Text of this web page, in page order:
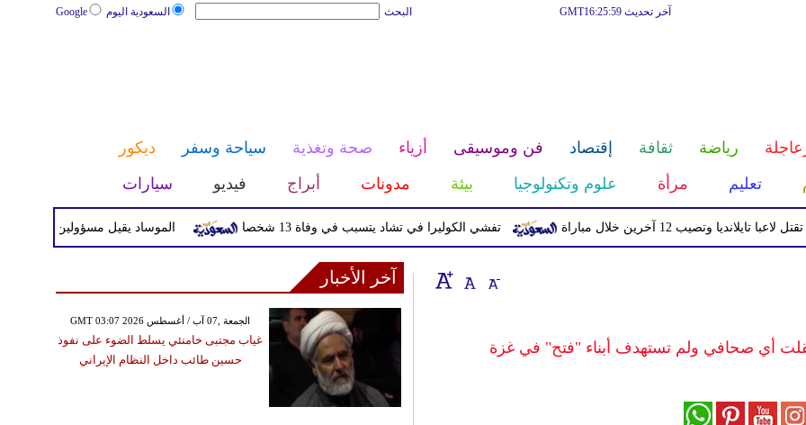
السعودية اليوم Google البحث آخر تحديث GMT16:25:59
رياضة ثقافة إقتصاد فن وموسيقى أزياء صحة وتغذية سياحة وسفر
ديكور
تعليم مرأة علوم وتكنولوجيا بيئة مدونات أبراج فيديو سيارات
الموساد يقيل مسؤولين بارزين بعد تعثر تفشي الكوليرا في تشاد يتسبب في وفاة 13 شخصا وتصيب 12 آخرين خلال مباراة
أي صحافي ولم تستهدف أبناء "فتح" في غزة
آخر الأخبار
GMT 03:07 2026 الجمعة ,07 آب / أغسطس
غياب مجتبى خامنئي يسلط الضوء على نفوذ
حسين طائب داخل النظام الإيراني